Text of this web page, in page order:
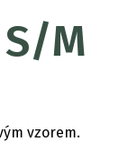
M
vzorem.